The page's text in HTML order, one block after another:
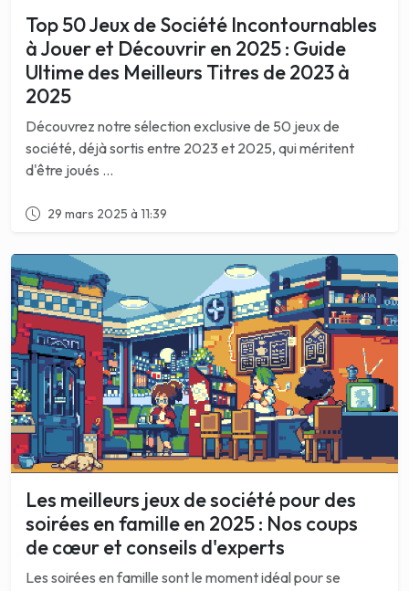
Top 50 Jeux de Société Incontournables
à Jouer et Découvrir en 2025 : Guide
Ultime des Meilleurs Titres de 2023 à
2025
Découvrez notre sélection exclusive de 50 jeux de
société, déjà sortis entre 2023 et 2025, qui méritent
d'être joués ...
29 mars 2025 à 11:39
Les meilleurs jeux de société pour des
soirées en famille en 2025 : Nos coups
de cœur et conseils d'experts
Les soirées en famille sont le moment idéal pour se